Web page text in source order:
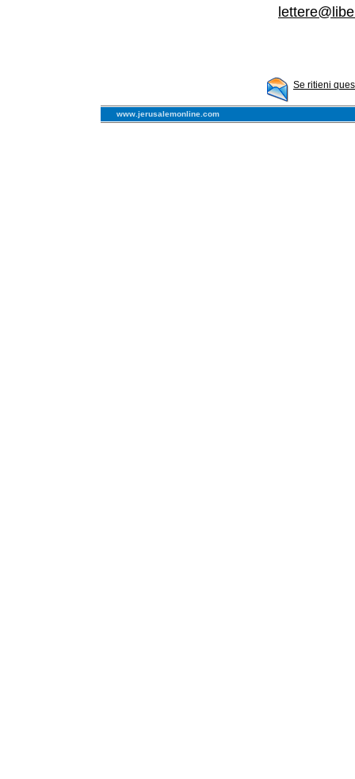
Se ritieni
www.jerusalemonline.com